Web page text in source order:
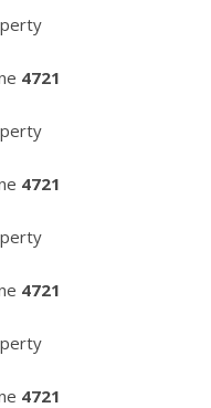
France de handball sont
4721
4721
4721
4721